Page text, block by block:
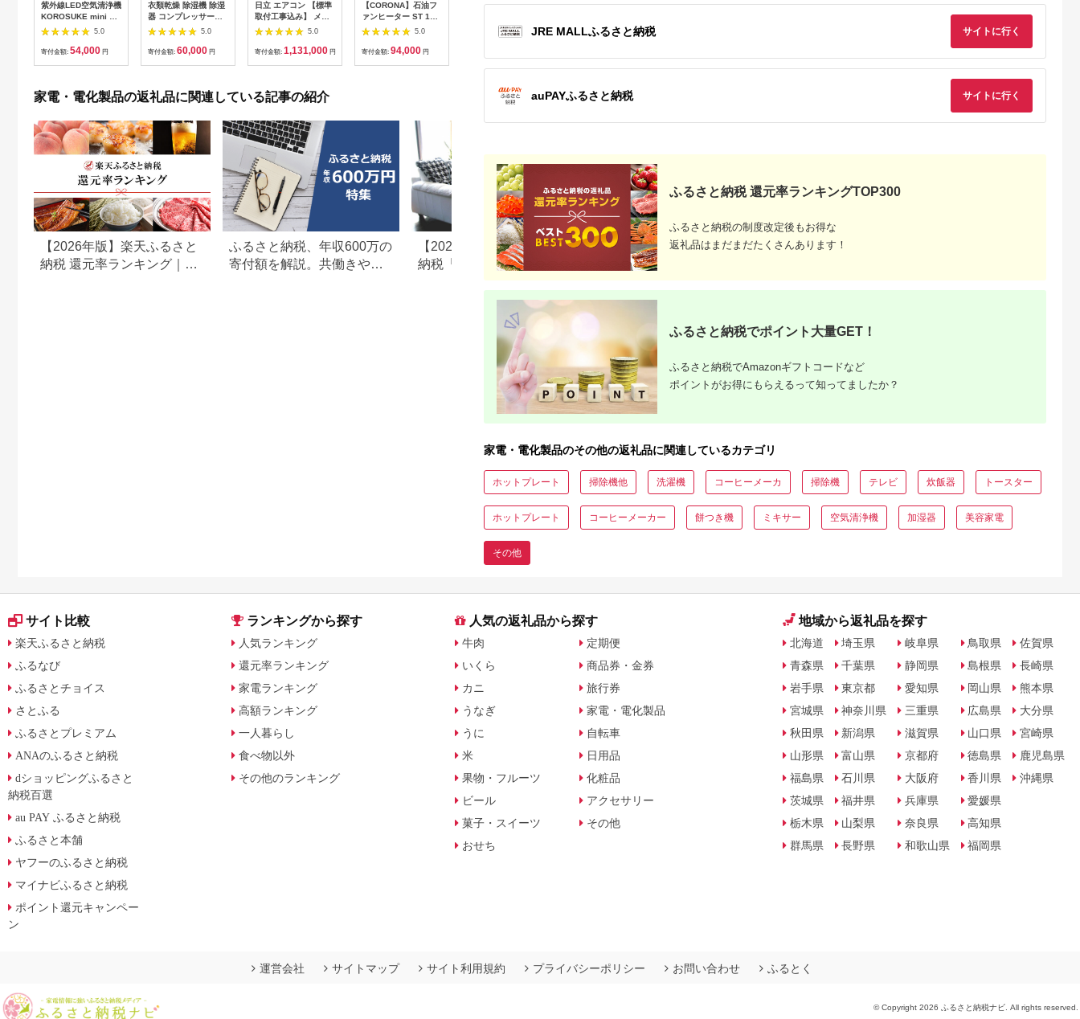
紫外線LED空気清浄機
KOROSUKE mini 卓
上 コンパクト 空気清
浄機 除菌【活性酸素
有害物質分解 メンテ
市 】
5.0
寄付金額: 54,000 円
衣類乾燥 除湿機 除湿
器 コンプレッサー式
除湿量 7L IJC-P70-H
グレー 梅雨 洗濯物干
し 室内物干し 部屋干
ヤマ
5.0
寄付金額: 60,000 円
日立 エアコン 【標準
取付工事込み】 メガ
暖 白くまくん XKシリ
ーズ【 10畳用 】寒冷
地仕様 200Vタイプ
人気 おすすめ 】
5.0
寄付金額: 1,131,000 円
【CORONA】石油フ
ァンヒーター ST 10
～13畳用 パールホワ
ST3625BY(W)
5.0
寄付金額: 94,000 円
V106 SHARP 加湿
【シャープ 電化製品
家電 生活家電 空気清
スター イオン 花粉 カ
品 大阪府 八尾市 返礼
5.0
バルミューダ
DCモータ扇風機
AGR01JP-WH（ホワ
5.0
【10月1日より価格改
【ふるさと納税】 衣
静音 除湿. 乾燥 部屋
リズム 大風量2重反転
ファン搭載サーキュレ
ーター Silky Wind
Circulator ライトグ
レー 【11100-
1822】
65,000
布団乾燥機 ふとん乾
燥機 カラリエmini
TURBO JSK-S10-G
グリーン
46,000
家電・電化製品の返礼品に関連している記事の紹介
【2026年版】楽天ふるさと
納税 還元率ランキング｜高
ふるさと納税、年収600万の
寄付額を解説。共働きや子
【2026年最新版】ふるさと
納税「食べ物以外」返礼品
の還元率ランキング！
楽天ふるさと納税でこだわ
りの家電探し。おすすめラ
ンキングまとめ
JRE MALLふるさと納税 サイトに行く
auPAYふるさと納税 サイトに行く
ふるさと納税 還元率ランキングTOP300
ふるさと納税の制度改定後もお得な
返礼品はまだまだたくさんあります！
ふるさと納税でポイント大量GET！
ふるさと納税でAmazonギフトコードなど
ポイントがお得にもらえるって知ってましたか？
家電・電化製品のその他の返礼品に関連しているカテゴリ
ホットプレート 掃除機他 洗濯機 コーヒーメーカ 掃除機 テレビ 炊飯器 トースター
ホットプレート コーヒーメーカー 餅つき機 ミキサー 空気清浄機 加湿器 美容家電
その他
サイト比較
楽天ふるさと納税
ふるなび
ふるさとチョイス
さとふる
ふるさとプレミアム
ANAのふるさと納税
dショッピングふるさと
納税百選
au PAY ふるさと納税
ふるさと本舗
ヤフーのふるさと納税
マイナビふるさと納税
ポイント還元キャンペー
ン
ランキングから探す
人気ランキング
還元率ランキング
家電ランキング
高額ランキング
一人暮らし
食べ物以外
その他のランキング
人気の返礼品から探す
牛肉
いくら
カニ
うなぎ
うに
米
果物・フルーツ
ビール
菓子・スイーツ
おせち
定期便
商品券・金券
旅行券
家電・電化製品
自転車
日用品
化粧品
アクセサリー
その他
地域から返礼品を探す
北海道
青森県
岩手県
宮城県
秋田県
山形県
福島県
茨城県
栃木県
群馬県
埼玉県
千葉県
東京都
神奈川県
新潟県
富山県
石川県
福井県
山梨県
長野県
岐阜県
静岡県
愛知県
三重県
滋賀県
京都府
大阪府
兵庫県
奈良県
和歌山県
鳥取県
島根県
岡山県
広島県
山口県
徳島県
香川県
愛媛県
高知県
福岡県
佐賀県
長崎県
熊本県
大分県
宮崎県
鹿児島県
沖縄県
運営会社 サイトマップ サイト利用規約 プライバシーポリシー お問い合わせ ふるとく
© Copyright 2026 ふるさと納税ナビ. All rights reserved.